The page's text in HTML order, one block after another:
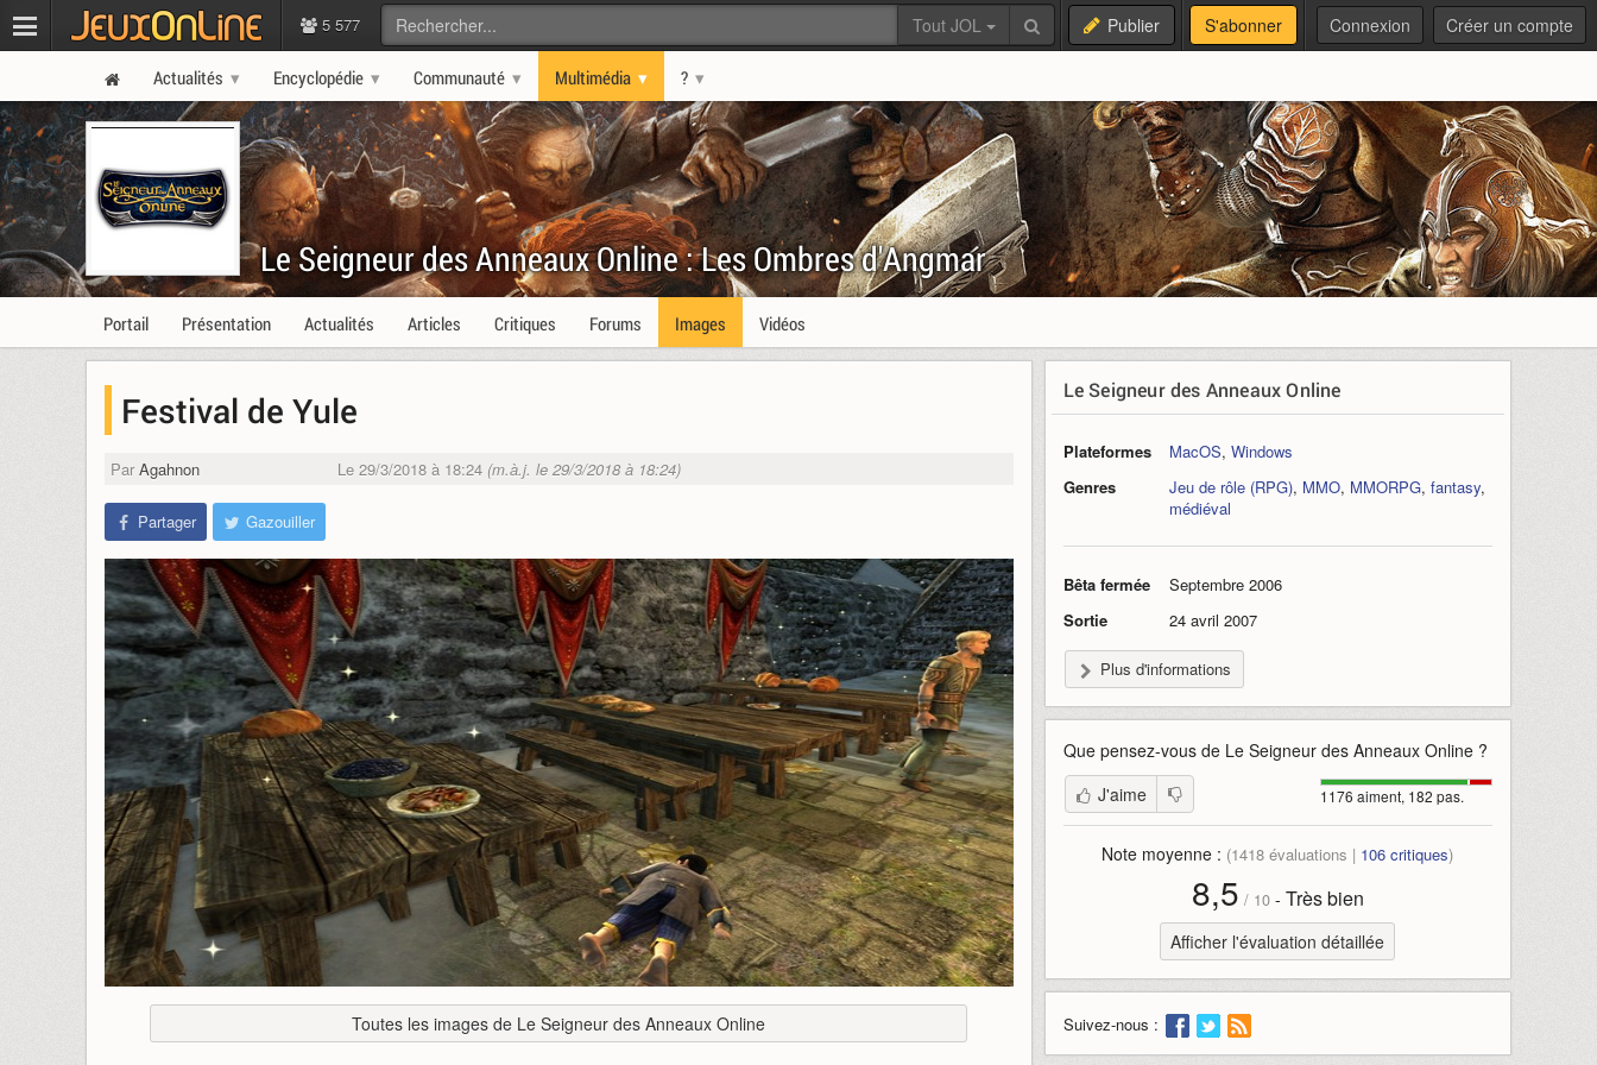
5 577 Tout JOL Publier S'abonner Connexion Créer un compte
Actualités Encyclopédie Communauté Multimédia ?
Le Seigneur des Anneaux Online : Les Ombres d'Angmar
Portail Présentation Actualités Articles Critiques Forums Images Vidéos
Festival de Yule
Par Agahnon Le 29/3/2018 à 18:24 (m.à.j. le 29/3/2018 à 18:24)
Partager Gazouiller
Toutes les images de Le Seigneur des Anneaux Online
Le Seigneur des Anneaux Online
Plateformes MacOS, Windows
Genres
Jeu de rôle (RPG), MMO, MMORPG, fantasy,
médiéval
Bêta fermée
Septembre 2006
Sortie
24 avril 2007
Plus d'informations
Que pensez-vous de Le Seigneur des Anneaux Online?
1176 aiment, 182 pas.
J'aime
Note moyenne : (1418 évaluations | 106 critiques)
8,5 / 10- Très bien
Afficher l'évaluation détaillée
Suivez-nous :